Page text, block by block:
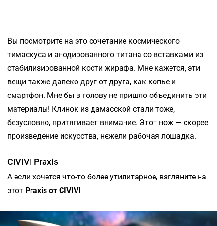
Вы посмотрите на это сочетание космического
тимаскуса и анодированного титана со вставками из
стабилизированной кости жирафа. Мне кажется, эти
вещи также далеко друг от друга, как копье и
смартфон. Мне бы в голову не пришло объединить эти
материалы! Клинок из дамасской стали тоже,
безусловно, притягивает внимание. Этот нож — скорее
произведение искусства, нежели рабочая лошадка.
CIVIVI Praxis
А если хочется что-то более утилитарное, взгляните на
этот Praxis от CIVIVI